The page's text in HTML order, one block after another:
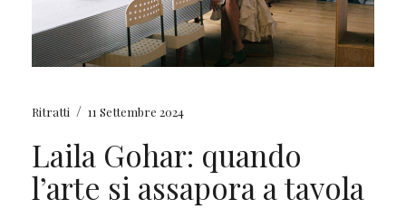
Ritratti / 11 Settembre 2024
Laila Gohar: quando
l’arte si assapora a tavola